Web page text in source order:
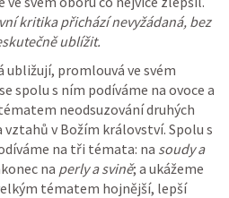
kritika přichází nevyžádaná, bez
ublížit.
promlouvá ve svém
spolu s ním podíváme na ovoce a
neodsuzování druhých
vztahů v Božím království. Spolu s
na tři témata: na soudy a
na perly a svině; a ukážeme
tématem hojnější, lepší